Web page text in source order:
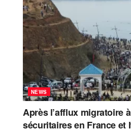
NEWS
Après l’afflux migratoire
sécuritaires en France et